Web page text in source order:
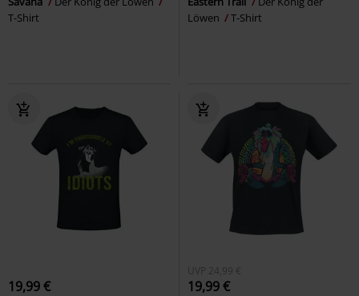
T-Shirt
Löwen
T-Shirt
19,99 €
UVP 24,99 €
19,99 €